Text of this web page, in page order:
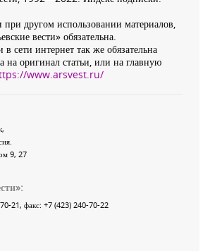
при другом использовании материалов,
вести» обязательна.
сети интернет так же обязательна
на оригинал статьи, или на главную
www.arsvest.ru/
,
9, 27
»:
21, факс: +7 (423) 240-70-22